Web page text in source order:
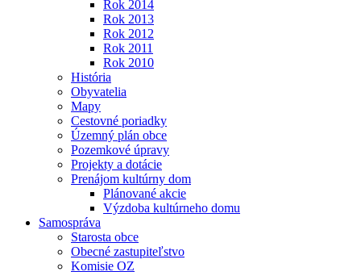
Rok 2014
Rok 2013
Rok 2012
Rok 2011
Rok 2010
História
Obyvatelia
Mapy
Cestovné poriadky
Územný plán obce
Pozemkové úpravy
Projekty a dotácie
Prenájom kultúrny dom
Plánované akcie
Výzdoba kultúrneho domu
Samospráva
Starosta obce
Obecné zastupiteľstvo
Komisie OZ